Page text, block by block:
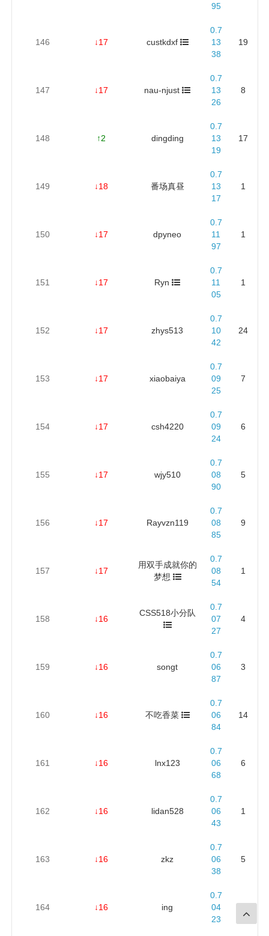
95
146 ↓17 custkdxf
0.7
13
38
19
147 ↓17 nau-njust
0.7
13
26
8
148 ↑2 dingding
0.7
13
19
17
149 ↓18 番场真昼
0.7
13
17
1
150 ↓17 dpyneo
0.7
11
97
1
151 ↓17 Ryn
0.7
11
05
1
152 ↓17 zhys513
0.7
10
42
24
153 ↓17 xiaobaiya
0.7
09
25
7
154 ↓17 csh4220
0.7
09
24
6
155 ↓17 wjy510
0.7
08
90
5
156 ↓17 Rayvzn119
0.7
08
85
9
157 ↓17
用双手成就你的
梦想
0.7
08
54
1
158 ↓16
CSS518小分队
0.7
07
27
4
159 ↓16 songt
0.7
06
87
3
160 ↓16 不吃香菜
0.7
06
84
14
161 ↓16 lnx123
0.7
06
68
6
162 ↓16 lidan528
0.7
06
43
1
163 ↓16 zkz
0.7
06
38
5
164 ↓16 ing
0.7
04
23